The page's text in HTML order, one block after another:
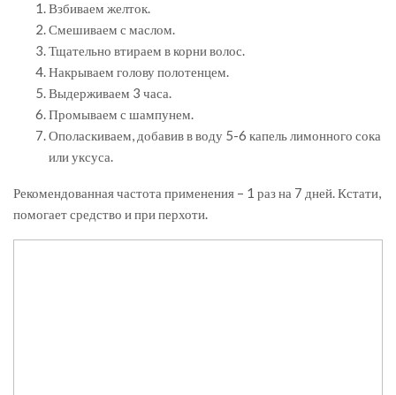
Взбиваем желток.
Смешиваем с маслом.
Тщательно втираем в корни волос.
Накрываем голову полотенцем.
Выдерживаем 3 часа.
Промываем с шампунем.
Ополаскиваем, добавив в воду 5-6 капель лимонного сока
или уксуса.
Рекомендованная частота применения – 1 раз на 7 дней. Кстати,
помогает средство и при перхоти.